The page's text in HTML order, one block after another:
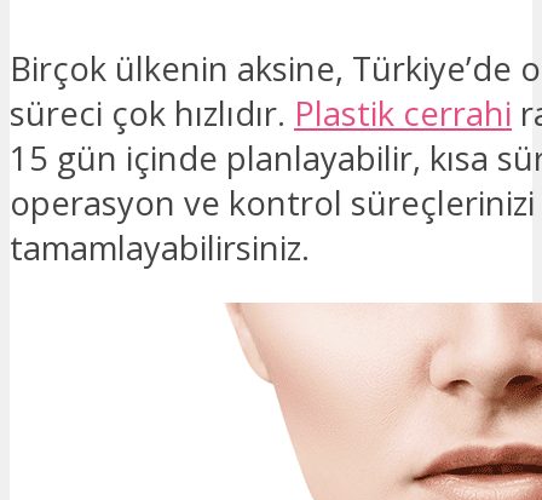
Birçok ülkenin aksine, Türkiye’de
süreci çok hızlıdır. Plastik cerrahi
15 gün içinde planlayabilir, kısa
operasyon ve kontrol süreçlerinizi
tamamlayabilirsiniz.